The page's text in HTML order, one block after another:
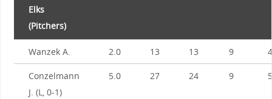
Elks
(Pitchers)
Wanzek A. 2.0 13 13 9 4
Conzelmann
J. (L, 0-1)
5.0 27 24 9 5